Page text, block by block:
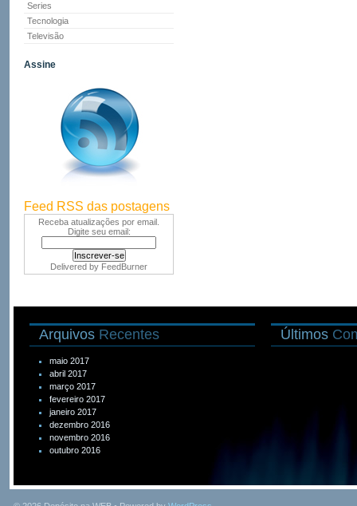
Series
Tecnologia
Televisão
Assine
Feed RSS das postagens
Receba atualizações por email.
Digite seu email:
Delivered by FeedBurner
Arquivos Recentes
maio 2017
abril 2017
março 2017
fevereiro 2017
janeiro 2017
dezembro 2016
novembro 2016
outubro 2016
Últimos